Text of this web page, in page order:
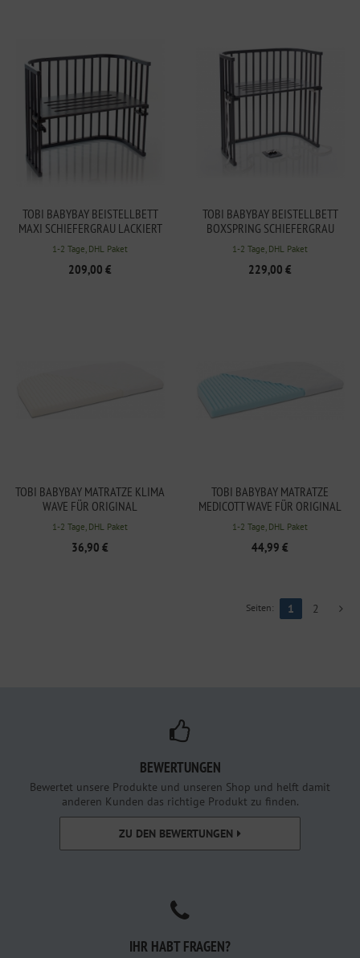
TOBI BABYBAY BEISTELLBETT
MAXI SCHIEFERGRAU LACKIERT
1-2 Tage, DHL Paket
209,00 €
TOBI BABYBAY BEISTELLBETT
BOXSPRING SCHIEFERGRAU
LACKIERT
1-2 Tage, DHL Paket
229,00 €
TOBI BABYBAY MATRATZE KLIMA
WAVE FÜR ORIGINAL
1-2 Tage, DHL Paket
36,90 €
TOBI BABYBAY MATRATZE
MEDICOTT WAVE FÜR ORIGINAL
1-2 Tage, DHL Paket
44,99 €
Seiten: 1 2
BEWERTUNGEN
Bewertet unsere Produkte und unseren Shop und helft damit
anderen Kunden das richtige Produkt zu finden.
ZU DEN BEWERTUNGEN
IHR HABT FRAGEN?